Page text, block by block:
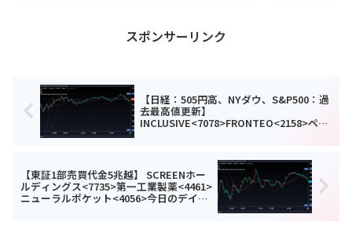
スポンサーリンク
【日経：505円高、NYダウ、S&P500：過
去最高値更新】
INCLUSIVE<7078>FRONTEO<2158>ペプ
【東証1部売買代金5兆越】 SCREENホー
ルディングス<7735>第一工業製薬<4461>
ニューラルポケット<4056>今日のデイト